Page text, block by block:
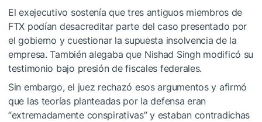
El exejecutivo sostenía que tres antiguos miembros de
FTX podían desacreditar parte del caso presentado por
el gobierno y cuestionar la supuesta insolvencia de la
empresa. También alegaba que Nishad Singh modificó su
testimonio bajo presión de fiscales federales.
Sin embargo, el juez rechazó esos argumentos y afirmó
que las teorías planteadas por la defensa eran
“extremadamente conspirativas” y estaban contradichas